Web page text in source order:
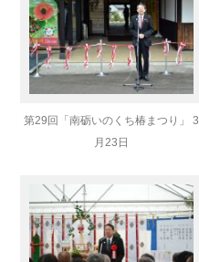
第29回「南砺いのくち椿まつり」 3
月23日